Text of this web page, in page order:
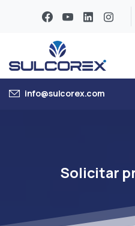
info@sulcorex.com
Solicitar